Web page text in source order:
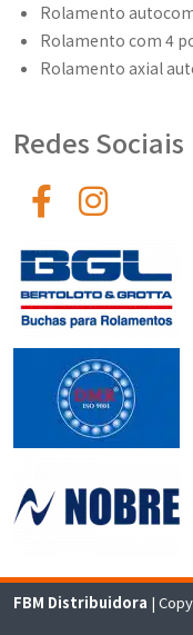
Rolamento
Rolamento com 4
Rolamento axial
Redes Sociais
FBM Distribuidora |